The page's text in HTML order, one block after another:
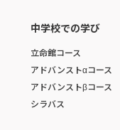
中学校での学び
立命館コース
アドバンストαコース
アドバンストβコース
シラバス